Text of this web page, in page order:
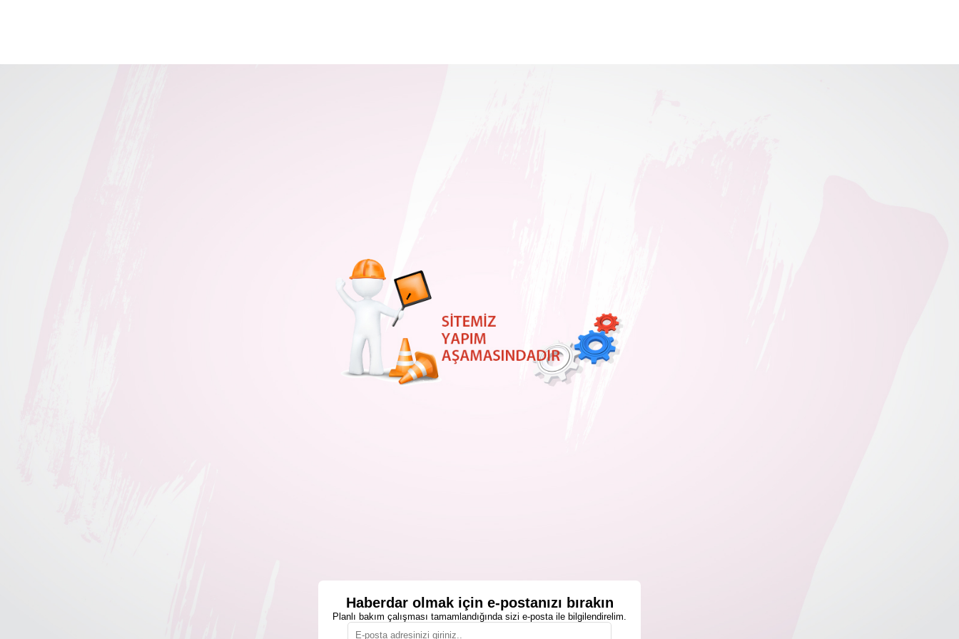
Haberdar olmak için e-postanızı bırakın
Planlı bakım çalışması tamamlandığında sizi e-posta ile bilgilendirelim.